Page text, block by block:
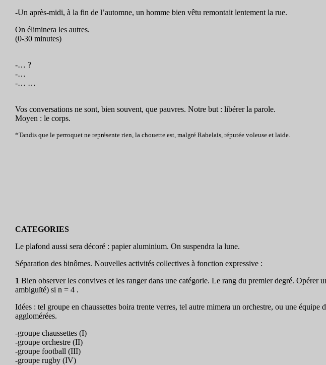
-Un après-midi, à la fin de l’automne, un homme bien vêtu remontait lentement la rue.
On éliminera les autres.
(0-30 minutes)
-… ?
-…
-… …
Vos conversations ne sont, bien souvent, que pauvres. Notre but : libérer la parole.
Moyen : le corps.
*Tandis que le perroquet ne représente rien, la chouette est, malgré Rabelais, réputée voleuse et laide.
CATEGORIES
Le plafond aussi sera décoré : papier aluminium. On suspendra la lune.
Séparation des binômes. Nouvelles activités collectives à fonction expressive :
1 Bien observer les convives et les ranger dans une catégorie. Le rang du premier degré.
ambiguïté) si n = 4 .
Idées : tel groupe en chaussettes boira trente verres, tel autre mimera un orchestre, ou une
agglomérées.
-groupe chaussettes (I)
-groupe orchestre (II)
-groupe football (III)
-groupe rugby (IV)